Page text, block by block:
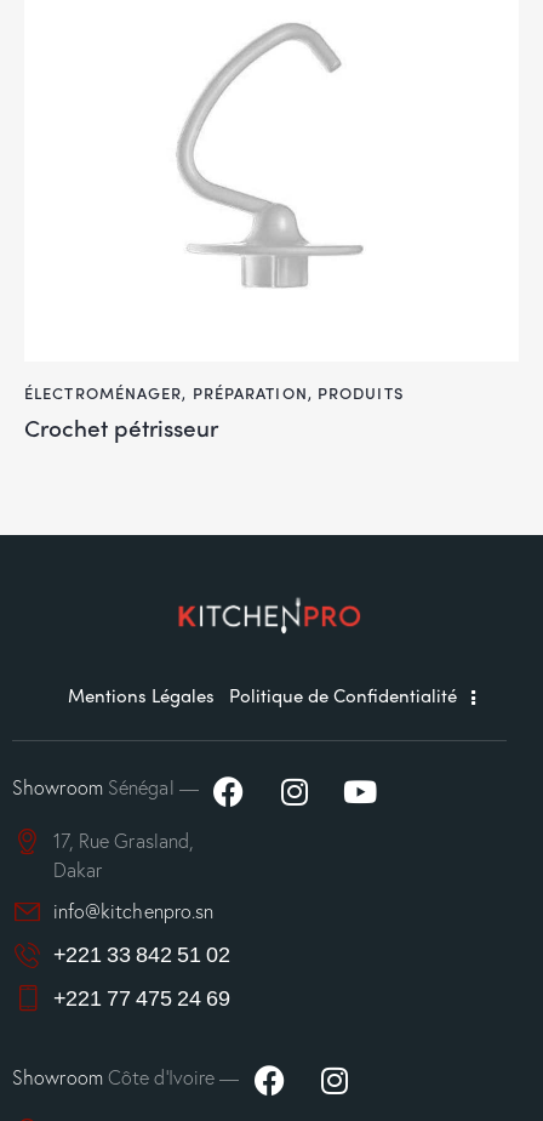
ÉLECTROMÉNAGER, PRÉPARATION, PRODUITS
Crochet pétrisseur
Mentions Légales Politique de Confidentialité
ShowroomSénégal —
17, Rue Grasland,
Dakar
info@kitchenpro.sn
+221 33 842 51 02
+221 77 475 24 69
ShowroomCôte d’Ivoire —